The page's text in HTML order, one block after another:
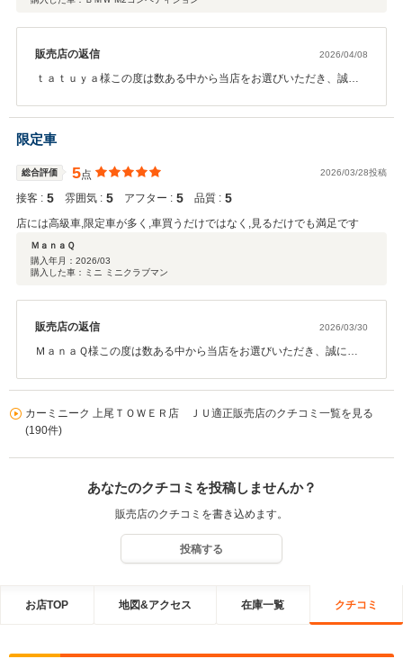
販売店の返信 2026/04/08
ｔａｔｕｙａ様この度は数ある中から当店をお選びいただき、誠に
す。 温かいお言葉を励みに、今後もより良いサービスを提供してま
いります。 またお会いできる日を楽しみにしております。
限定車
総合評価 5点 2026/03/28投稿
接客 : 5 雰囲気 : 5 アフター : 5 品質 : 5
店には高級車,限定車が多く,車買うだけではなく,見るだけでも満足です
ＭａｎａＱ
購入年月： 2026/03
購入した車：ミニ ミニクラブマン
販売店の返信 2026/03/30
ＭａｎａＱ様この度は数ある中から当店をお選びいただき、誠にあ
いります。 またお会いできる日を楽しみにしております。
カーミニーク 上尾ＴＯＷＥＲ店 ＪＵ適正販売店のクチコミ一覧を見る
(190件)
あなたのクチコミを投稿しませんか？
販売店のクチコミを書き込めます。
投稿する
お店TOP 地図&アクセス 在庫一覧 クチコミ